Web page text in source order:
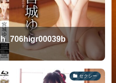
セクシー